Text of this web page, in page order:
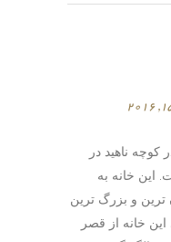
کوچه ناهید در
این خانه به
و بزرگ ترین
خانه از قصر